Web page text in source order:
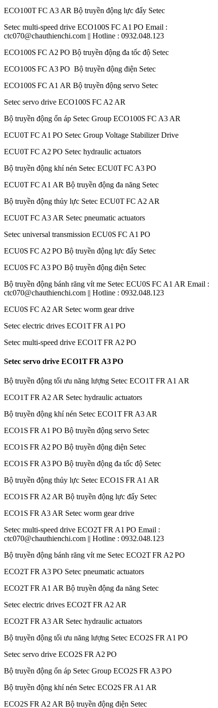
ECO100T FC A3 AR Bộ truyền động lực đẩy Setec
Setec multi-speed drive ECO100S FC A1 PO Email :
ctc070@chauthienchi.com || Hotline : 0932.048.123
ECO100S FC A2 PO Bộ truyền động đa tốc độ Setec
ECO100S FC A3 PO Bộ truyền động điện Setec
ECO100S FC A1 AR Bộ truyền động servo Setec
Setec servo drive ECO100S FC A2 AR
Bộ truyền động ổn áp Setec Group ECO100S FC A3 AR
ECU0T FC A1 PO Setec Group Voltage Stabilizer Drive
ECU0T FC A2 PO Setec hydraulic actuators
Bộ truyền động khí nén Setec ECU0T FC A3 PO
ECU0T FC A1 AR Bộ truyền động đa năng Setec
Bộ truyền động thủy lực Setec ECU0T FC A2 AR
ECU0T FC A3 AR Setec pneumatic actuators
Setec universal transmission ECU0S FC A1 PO
ECU0S FC A2 PO Bộ truyền động lực đẩy Setec
ECU0S FC A3 PO Bộ truyền động điện Setec
Bộ truyền động bánh răng vít me Setec ECU0S FC A1 AR Email :
ctc070@chauthienchi.com || Hotline : 0932.048.123
ECU0S FC A2 AR Setec worm gear drive
Setec electric drives ECO1T FR A1 PO
Setec multi-speed drive ECO1T FR A2 PO
Setec servo drive ECO1T FR A3 PO
Bộ truyền động tối ưu năng lượng Setec ECO1T FR A1 AR
ECO1T FR A2 AR Setec hydraulic actuators
Bộ truyền động khí nén Setec ECO1T FR A3 AR
ECO1S FR A1 PO Bộ truyền động servo Setec
ECO1S FR A2 PO Bộ truyền động điện Setec
ECO1S FR A3 PO Bộ truyền động đa tốc độ Setec
Bộ truyền động thủy lực Setec ECO1S FR A1 AR
ECO1S FR A2 AR Bộ truyền động lực đẩy Setec
ECO1S FR A3 AR Setec worm gear drive
Setec multi-speed drive ECO2T FR A1 PO Email :
ctc070@chauthienchi.com || Hotline : 0932.048.123
Bộ truyền động bánh răng vít me Setec ECO2T FR A2 PO
ECO2T FR A3 PO Setec pneumatic actuators
ECO2T FR A1 AR Bộ truyền động đa năng Setec
Setec electric drives ECO2T FR A2 AR
ECO2T FR A3 AR Setec hydraulic actuators
Bộ truyền động tối ưu năng lượng Setec ECO2S FR A1 PO
Setec servo drive ECO2S FR A2 PO
Bộ truyền động ổn áp Setec Group ECO2S FR A3 PO
Bộ truyền động khí nén Setec ECO2S FR A1 AR
ECO2S FR A2 AR Bộ truyền động điện Setec